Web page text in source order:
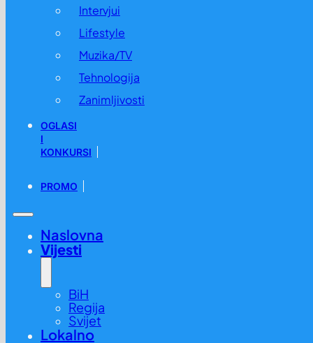
Intervjui
Lifestyle
Muzika/TV
Tehnologija
Zanimljivosti
OGLASI
I
KONKURSI
PROMO
Naslovna
Vijesti
BiH
Regija
Svijet
Lokalno